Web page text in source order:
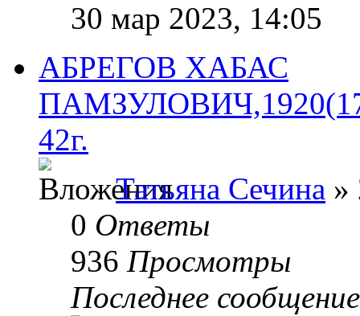
30 мар 2023, 14:05
АБРЕГОВ ХАБАС
42г.
Татьяна Сечина »
0 Ответы
936 Просмотры
Последнее